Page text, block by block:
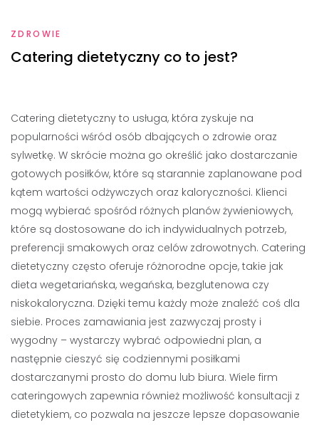
ZDROWIE
Catering dietetyczny co to jest?
Catering dietetyczny to usługa, która zyskuje na
popularności wśród osób dbających o zdrowie oraz
sylwetkę. W skrócie można go określić jako dostarczanie
gotowych posiłków, które są starannie zaplanowane pod
kątem wartości odżywczych oraz kaloryczności. Klienci
mogą wybierać spośród różnych planów żywieniowych,
które są dostosowane do ich indywidualnych potrzeb,
preferencji smakowych oraz celów zdrowotnych. Catering
dietetyczny często oferuje różnorodne opcje, takie jak
dieta wegetariańska, wegańska, bezglutenowa czy
niskokaloryczna. Dzięki temu każdy może znaleźć coś dla
siebie. Proces zamawiania jest zazwyczaj prosty i
wygodny – wystarczy wybrać odpowiedni plan, a
następnie cieszyć się codziennymi posiłkami
dostarczanymi prosto do domu lub biura. Wiele firm
cateringowych zapewnia również możliwość konsultacji z
dietetykiem, co pozwala na jeszcze lepsze dopasowanie